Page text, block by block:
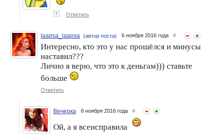
↑ Ответить
laapsa_laapsa (автор поста) 6 ноября 2016 года #
Интересно, кто это у нас прошёлся и минусы
наставил???
Лично я верю, что это к деньгам))) ставьте
больше
Ответить
Вечерка 6 ноября 2016 года #
Ой, а я всеисправила